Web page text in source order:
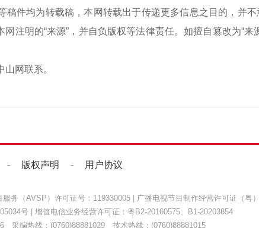
稿件均为转载稿，本网转载出于传递更多信息之目的，并
注明的“来源”，并自负版权等法律责任。如擅自篡改为“来
网联系。
- 版权声明 - 用户协议
服务（AVSP）许可证号：119330005
广播电视节目制作经营许可证（粤
号| 增值电信业务经营许可证： 粤B2-20160575、
B1-20203854
采编热线：(0760)88881029 技术热线：(0760)88881015